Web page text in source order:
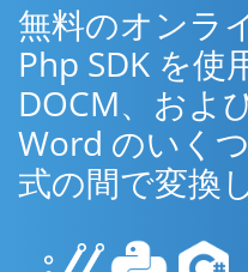
無料のオンラ
Php SDK を使
DOCM、およ
Word のいく
式の間で変換